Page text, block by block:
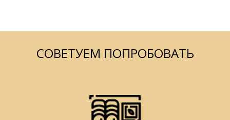
СОВЕТУЕМ ПОПРОБОВАТЬ